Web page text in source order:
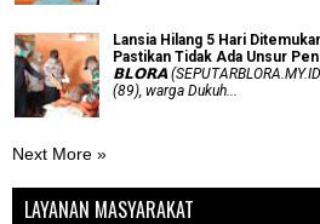
Lansia Hilang 5 Hari
Pastikan Tidak Ada Unsur
𝗕𝗟𝗢𝗥𝗔
(89), warga Dukuh...
Next More »
LAYANAN MASYARAKAT